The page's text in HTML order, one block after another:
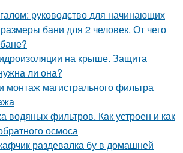
руководство для начинающих
бани для 2 человек. От чего
на крыше. Защита
ли она?
монтаж магистрального фильтра
водяных фильтров. Как устроен и как
осмоса
раздевалка бу в домашней